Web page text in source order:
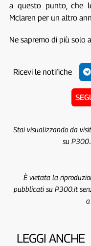
a questo punto, che
Mclaren per un altro
Ne sapremo di più solo
Ricevi le notifiche
Stai visualizzando da
su
È vietata la
pubblicati su P300.it
LEGGI ANCHE